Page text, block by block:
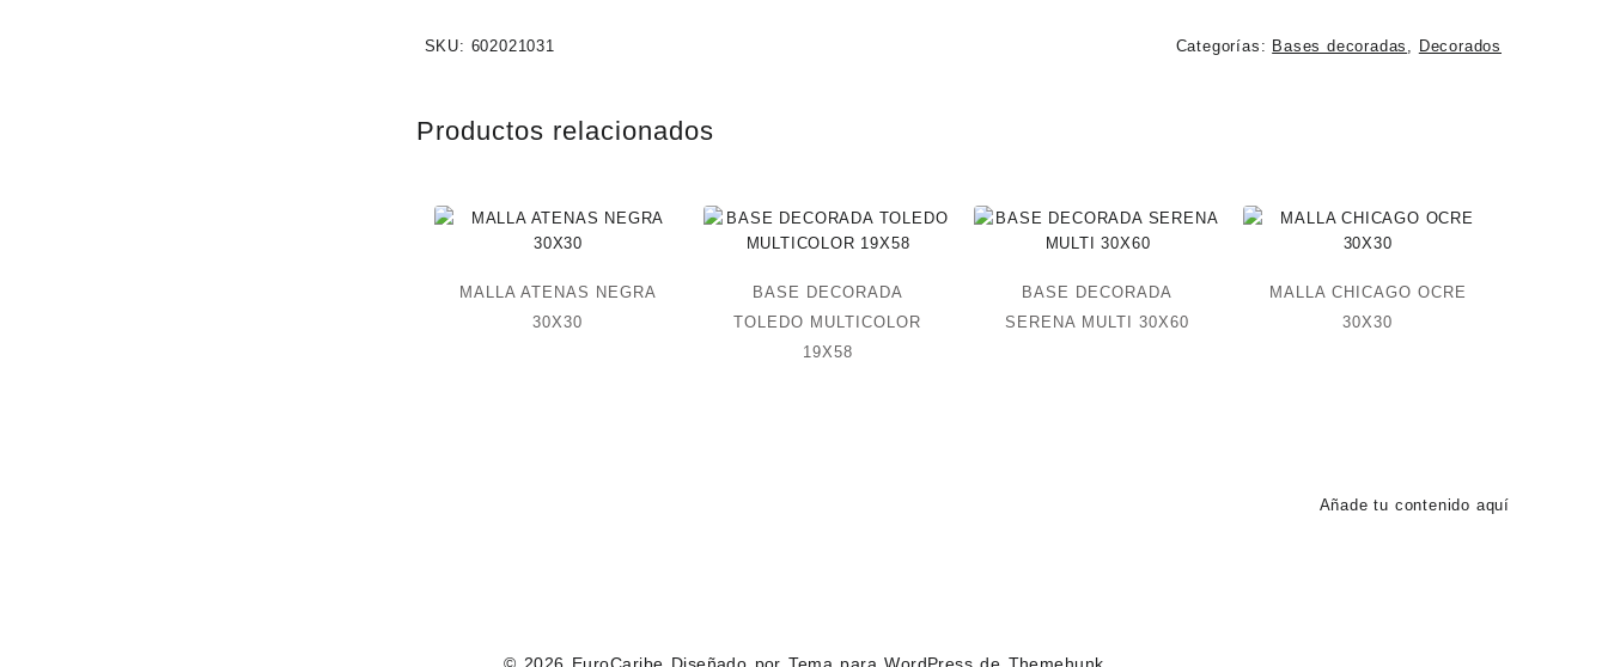
SKU: 602021031 Categorías: Bases decoradas , Decorados
Productos relacionados
MALLA ATENAS NEGRA
30X30
BASE DECORADA
TOLEDO MULTICOLOR
19X58
BASE DECORADA
SERENA MULTI 30X60
MALLA CHICAGO OCRE
30X30
Añade tu contenido aquí
© 2026 EuroCaribe Diseñado por Tema para WordPress de Themehunk